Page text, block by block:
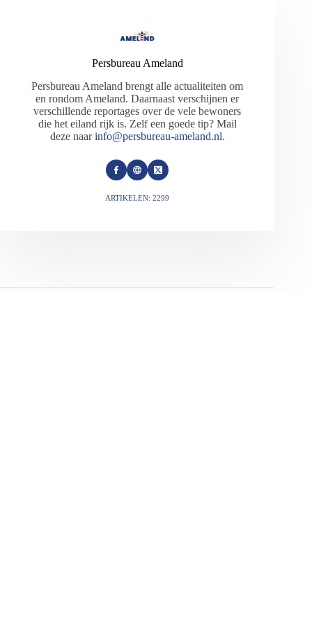
Persbureau Ameland
Persbureau Ameland brengt alle actualiteiten om
en rondom Ameland. Daarnaast verschijnen er
verschillende reportages over de vele bewoners
die het eiland rijk is. Zelf een goede tip? Mail
deze naarinfo@persbureau-ameland.nl.
ARTIKELEN: 2299